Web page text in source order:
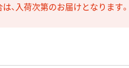
、入荷次第のお届けとなります。